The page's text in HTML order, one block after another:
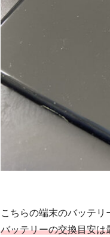
こちらの端末のバッテリ
バッテリーの交換目安は